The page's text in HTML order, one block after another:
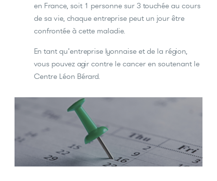
en France, soit 1 personne sur 3 touchée au cours
de sa vie, chaque entreprise peut un jour être
confrontée à cette maladie.
En tant qu’entreprise lyonnaise et de la région,
vous pouvez agir contre le cancer en soutenant le
Centre Léon Bérard.